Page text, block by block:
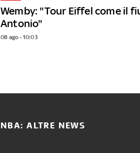
Wemby: "Tour Eiffel come il
Antonio"
08 ago - 10:03
NBA: ALTRE NEWS